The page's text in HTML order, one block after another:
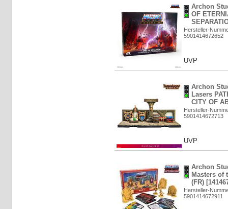
Archon
OF
Hersteller-
5901414672652
UVP
Archon
Lasers
CITY OF
Hersteller-
5901414672713
UVP
Archon
Masters of
(FR)
Hersteller-
5901414672911